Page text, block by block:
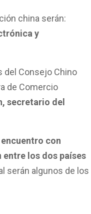
china serán:
y
del Consejo Chino
de Comercio
secretario del
con
los dos países
serán algunos de los